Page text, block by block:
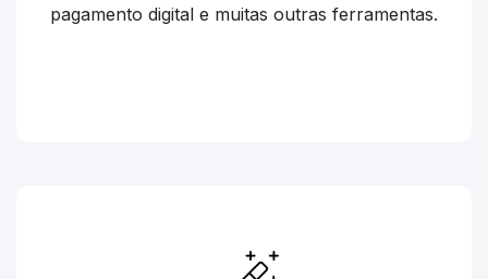
pagamento digital e muitas outras ferramentas.